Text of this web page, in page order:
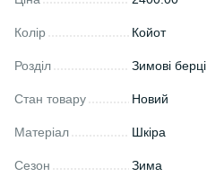
Колір Койот
Розділ Зимові берці
Стан товару Новий
Матеріал Шкіра
Сезон Зима